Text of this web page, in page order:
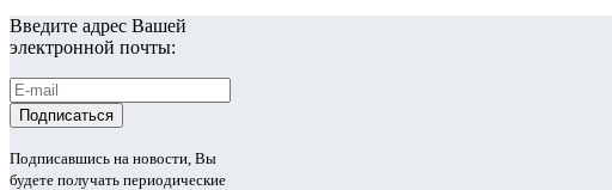
Введите адрес Вашей
электронной почты:
Подписавшись на новости, Вы
будете получать периодические